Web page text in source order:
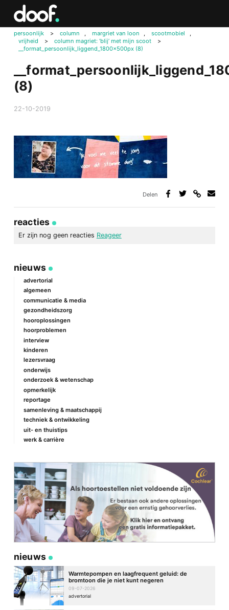
persoonlijk > column , margriet van loon , scootmobiel
,
vrijheid
> column magriet: ‘blij’ met mijn scoot
>
__format_persoonlijk_liggend_1800x500px (8)
(8)
22-10-2019
Delen
reacties
Er zijn nog geen reacties Reageer
Je e-mailadres wordt niet gepubliceerd.
gemarkeerd met
*
Naam*
E-mail*
nieuws
advertorial
algemeen
communicatie & media
gezondheidszorg
hooroplossingen
hoorproblemen
interview
kinderen
lezersvraag
onderwijs
onderzoek & wetenschap
opmerkelijk
reportage
samenleving & maatschappij
techniek & ontwikkeling
uit- en thuistips
werk & carrière
nieuws
Warmtepompen en laagfrequent geluid: de
bromtoon die je niet kunt negeren
09-07-2026
advertorial
in
Doof.nl